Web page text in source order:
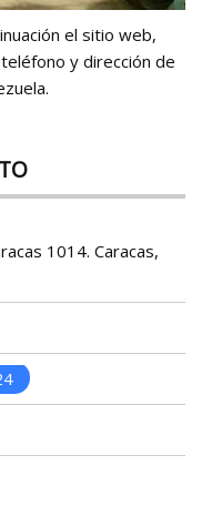
el sitio web,
y dirección de
1014. Caracas,